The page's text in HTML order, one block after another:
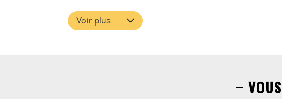
Voir plus